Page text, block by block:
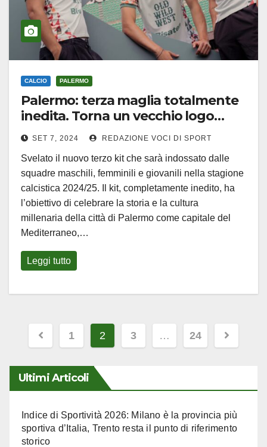
CALCIO PALERMO
Palermo: terza maglia totalmente
inedita. Torna un vecchio logo…
SET 7, 2024 REDAZIONE VOCI DI SPORT
Svelato il nuovo terzo kit che sarà indossato dalle
squadre maschili, femminili e giovanili nella stagione
calcistica 2024/25. Il kit, completamente inedito, ha
l’obiettivo di celebrare la storia e la cultura
millenaria della città di Palermo come capitale del
Mediterraneo,…
Leggi tutto
Paginazione
degli
articoli
1 2 3 … 24
Ultimi Articoli
Indice di Sportività 2026: Milano è la provincia più
sportiva d’Italia, Trento resta il punto di riferimento
storico